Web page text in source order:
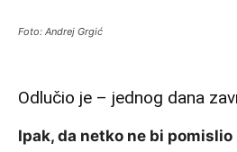
Foto: Andrej Grgić
Odlučio je – jednog dana
Ipak, da netko ne bi pomislio